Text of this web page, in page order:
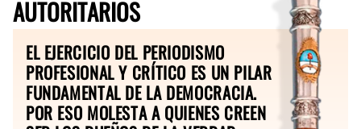
AUTORITARIOS
EL EJERCICIO DEL PERIODISMO
PROFESIONAL Y CRÍTICO ES UN PILAR
FUNDAMENTAL DE LA DEMOCRACIA.
POR ESO MOLESTA A QUIENES CREEN